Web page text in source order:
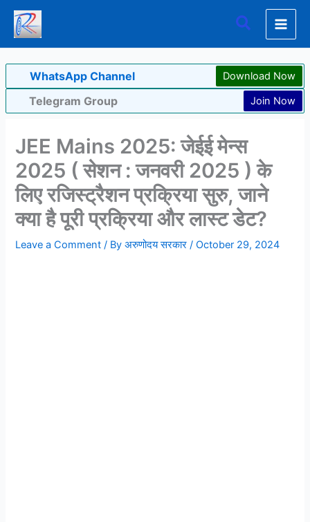
Skip
content
Search
WhatsApp Channel Download Now
Telegram Group Join Now
JEE Mains 2025: जेईई मेन्स
2025 ( सेशन : जनवरी 2025 ) के
लिए रजिस्ट्रैशन प्रक्रिया सुरु, जाने
क्या है पूरी प्रक्रिया और लास्ट डेट?
Leave a Comment / Byअरुणोदय सरकार/October 29, 2024